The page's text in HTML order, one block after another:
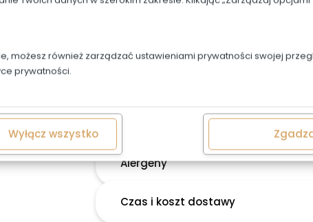
możesz również zarządzać ustawieniami prywatności swojej
prywatności.
Wyłącz wszystko
OPIS
Napis w cenie, trzeba go wpisac w
Alergeny
Czas i koszt dostawy